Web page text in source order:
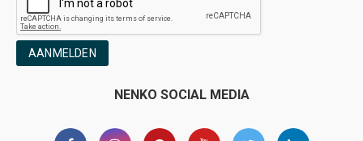
AANMELDEN
NENKO SOCIAL MEDIA